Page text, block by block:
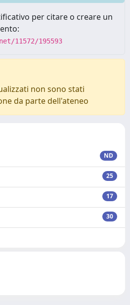
per citare o creare un
11572/195593
non sono stati
da parte dell'ateneo
ND
25
17
30